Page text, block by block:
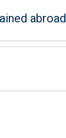
abroad